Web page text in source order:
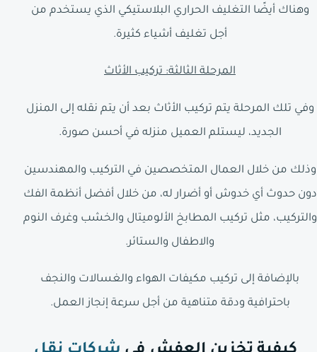
وهناك أيضًا التغليف الحراري البلاستيكي الذي يستخدم من
أجل تغليف أشياء كثيرة.
المرحلة الثالثة: تركيب الأثاث
وفي تلك المرحلة يتم تركيب الأثاث بعد أن يتم نقله إلى المنزل
الجديد، ليستلم العميل منزله في أحسن صورة.
وذلك من خلال العمال المتخصصين في التركيب والمهندسين
دون حدوث أي خدوش أو أضرار له، من خلال أفضل أنظمة الفك
والتركيب، مثل تركيب المطابخ الألوميتال والخشب وغرف النوم
والاطفال والستائر.
بالإضافة إلى تركيب مكيفات الهواء والغسالات والنجف
باحترافية ودقة متناهية من أجل سرعة إنجاز العمل.